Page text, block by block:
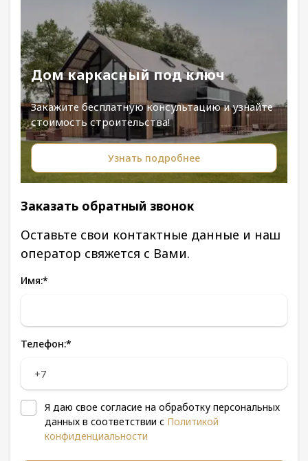
Дом каркасный под ключ
Закажите бесплатную консультацию и узнайте
стоимость строительства!
Узнать подробнее
Заказать обратный звонок
Оставьте свои контактные данные и наш
оператор свяжется с Вами.
Имя:*
Телефон:*
Я даю свое согласие на обработку персональных
данных в соответствии с Политикой
конфиденциальности